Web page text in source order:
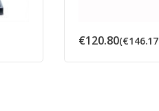
€120.80(€146.17